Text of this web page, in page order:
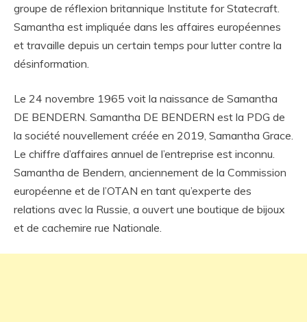
groupe de réflexion britannique Institute for Statecraft.
Samantha est impliquée dans les affaires européennes
et travaille depuis un certain temps pour lutter contre la
désinformation.
Le 24 novembre 1965 voit la naissance de Samantha
DE BENDERN. Samantha DE BENDERN est la PDG de
la société nouvellement créée en 2019, Samantha Grace.
Le chiffre d’affaires annuel de l’entreprise est inconnu.
Samantha de Bendern, anciennement de la Commission
européenne et de l’OTAN en tant qu’experte des
relations avec la Russie, a ouvert une boutique de bijoux
et de cachemire rue Nationale.